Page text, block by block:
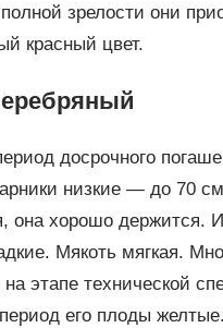
зрелости они
красный цвет.
досрочного
низкие — до 70
она хорошо
Мякоть мягкая.
на этапе технической
его плоды